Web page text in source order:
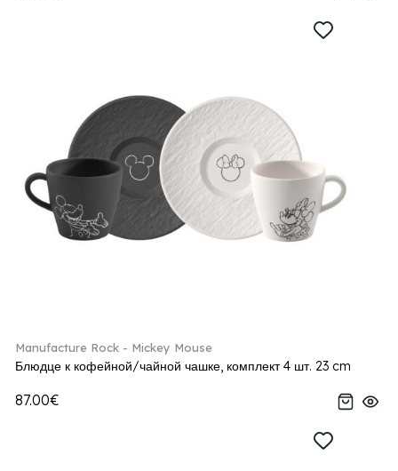
Manufacture Rock - Mickey Mouse
Блюдце к кофейной/чайной чашке, комплект 4 шт. 23 cm
87.00€